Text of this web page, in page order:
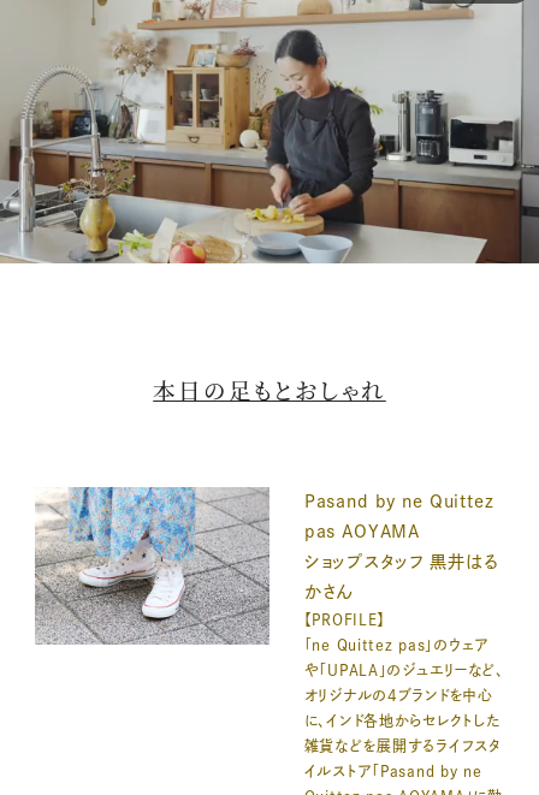
本日の足もとおしゃれ
Pasand by ne Quittez
pas AOYAMA
ショップスタッフ 黒井はる
かさん
【PROFILE】
「ne Quittez pas」のウェア
や「UPALA」のジュエリーなど、
オリジナルの4ブランドを中心
に、インド各地からセレクトした
雑貨などを展開するライフスタ
イルストア「Pasand by ne